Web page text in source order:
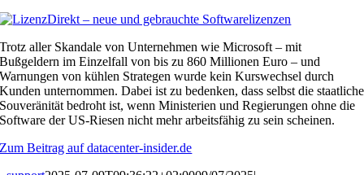
Trotz aller Skandale von Unternehmen wie Microsoft – mit
Bußgeldern im Einzelfall von bis zu 860 Millionen Euro – und
Warnungen von kühlen Strategen wurde kein Kurswechsel durch
Kunden unternommen. Dabei ist zu bedenken, dass selbst die staatliche
Souveränität bedroht ist, wenn Ministerien und Regierungen ohne die
Software der US-Riesen nicht mehr arbeitsfähig zu sein scheinen.
Zum Beitrag auf datacenter-insider.de